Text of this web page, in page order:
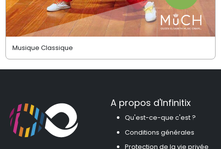
Musique Classique
A propos d'Infinitix
Qu'est-ce-que c'est ?
Conditions générales
Protection de la vie privée